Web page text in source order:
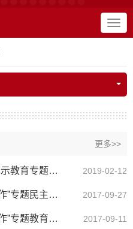
更多>>
区人大常委会党组“讲严立”警示教育专题民主生活会召开 2019-02-12
区人大常委会党组召开“讲重作”专题民主生活会 2017-09-27
区人大常委会党组开展“讲重作”专题教育研讨 2017-09-11